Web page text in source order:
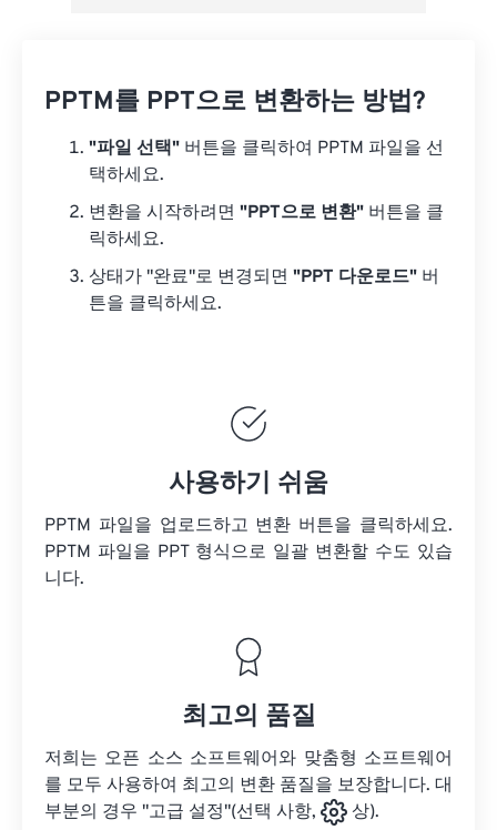
PPTM를 PPT으로 변환하는 방법?
"파일 선택" 버튼을 클릭하여 PPTM 파일을 선
택하세요.
변환을 시작하려면 "PPT으로 변환" 버튼을 클
릭하세요.
상태가 "완료"로 변경되면 "PPT 다운로드" 버
튼을 클릭하세요.
사용하기 쉬움
PPTM 파일을 업로드하고 변환 버튼을 클릭하세요.
PPTM 파일을 PPT 형식으로 일괄 변환할 수도 있습
니다.
최고의 품질
저희는 오픈 소스 소프트웨어와 맞춤형 소프트웨어
를 모두 사용하여 최고의 변환 품질을 보장합니다. 대
부분의 경우 "고급 설정"(선택 사항,
상).